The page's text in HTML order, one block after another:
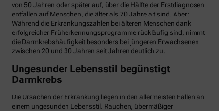
von 50 Jahren oder später auf, über die Hälfte der Erstdiagnosen
entfallen auf Menschen, die älter als 70 Jahre alt sind. Aber:
Während die Erkrankungszahlen bei älteren Menschen dank
erfolgreicher Früherkennungsprogramme rückläufig sind, nimmt
die Darmkrebshäufigkeit besonders bei jüngeren Erwachsenen
zwischen 20 und 30 Jahren seit Jahren deutlich zu.
Ungesunder Lebensstil begünstigt
Darmkrebs
Die Ursachen der Erkrankung liegen in den allermeisten Fällen an
einem ungesunden Lebensstil. Rauchen, übermäßiger